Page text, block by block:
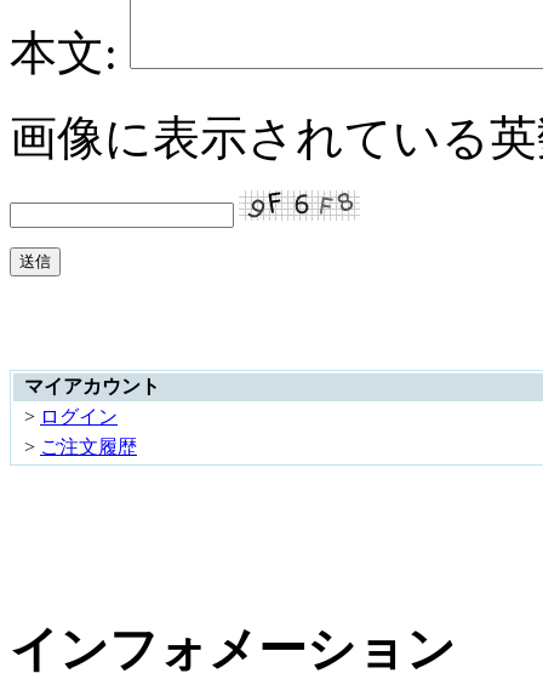
本文:
画像に表示されている
マイアカウント
> ログイン
> ご注文履歴
インフォメーション